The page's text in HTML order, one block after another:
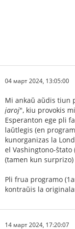
04 март 2024, 13:05:00
Mi ankaŭ aŭdis tiun
jaroj", kiu provokis
Esperanton ege pli
laŭtlegis (en
kunorganizas la
el Vashingtono-
(tamen kun
Pli frua programo
kontraŭis la
14 март 2024, 17:20:07